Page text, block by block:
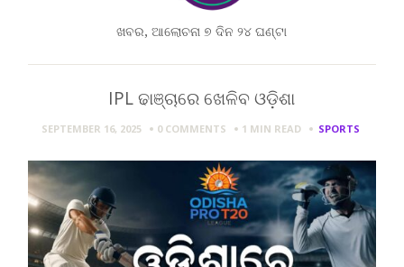
ଖବର, ଆଲୋଚନା ୭ ଦିନ ୨୪ ଘଣ୍ଟା
IPL ଢାଞ୍ଚାରେ ଖେଳିବ ଓଡ଼ିଶା
SEPTEMBER 16, 2025 0 COMMENTS 1 MIN READ SPORTS